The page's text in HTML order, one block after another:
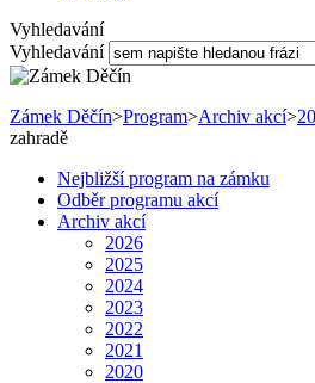
Vyhledavání
Vyhledavání
Zámek Děčín>Program>Archiv akcí>
zahradě
Nejbližší program na zámku
Odběr programu akcí
Archiv akcí
2026
2025
2024
2023
2022
2021
2020